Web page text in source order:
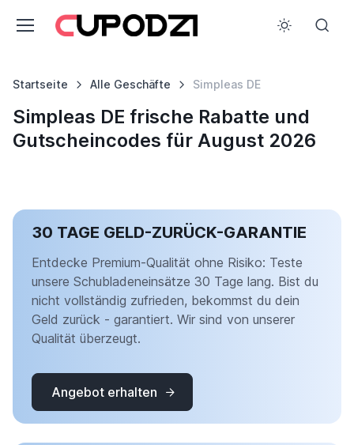
Startseite Alle Geschäfte Simpleas DE
Simpleas DE frische Rabatte und
Gutscheincodes für August 2026
30 TAGE GELD-ZURÜCK-GARANTIE
Entdecke Premium-Qualität ohne Risiko: Teste
unsere Schubladeneinsätze 30 Tage lang. Bist du
nicht vollständig zufrieden, bekommst du dein
Geld zurück - garantiert. Wir sind von unserer
Qualität überzeugt.
Angebot erhalten